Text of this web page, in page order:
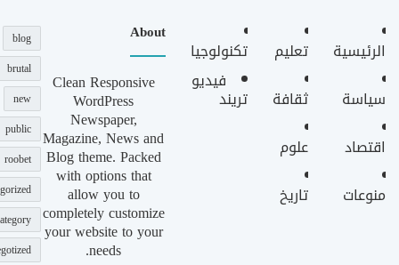
الرئيسية
سياسة
اقتصاد
منوعات
تعليم
ثقافة
علوم
تاريخ
تكنولوجيا
فيديو
تريند
About
Clean Responsive
WordPress
Newspaper,
Magazine, News and
Blog theme. Packed
with options that
allow you to
completely customize
your website to your
needs.
blog
brutal
new
public
roobet